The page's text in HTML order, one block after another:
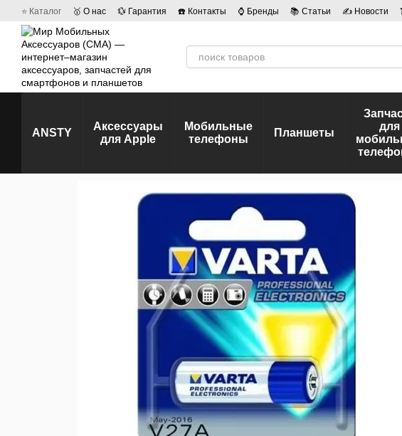
Перейти к основному контенту
⭐ Каталог 🥇 О нас 💱 Гарантия ☎️ Контакты ⌚ Бренды 📚 Статьи ✍ Новости
ANSTY
Аксессуары
для Apple
Мобильные
телефоны
Планшеты
для